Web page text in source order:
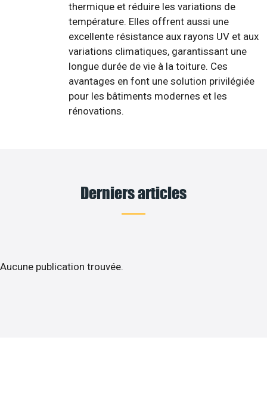
thermique et réduire les variations de
température. Elles offrent aussi une
excellente résistance aux rayons UV et aux
variations climatiques, garantissant une
longue durée de vie à la toiture. Ces
avantages en font une solution privilégiée
pour les bâtiments modernes et les
rénovations.
Derniers articles
Aucune publication trouvée.